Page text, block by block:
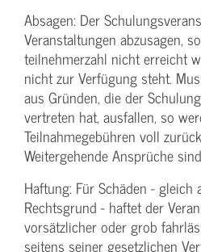
Absagen: Der
Veranstaltungen abzusagen,
teilnehmerzahl nicht erreicht
nicht zur Verfügung steht.
aus Gründen, die der
vertreten hat, ausfallen, so
Teilnahme­gebühren voll
Weitergehende Ansprüche
Haftung: Für Schäden - gleich
Rechtsgrund - haftet der
vorsätzlicher oder grob
seitens seiner gesetzlichen